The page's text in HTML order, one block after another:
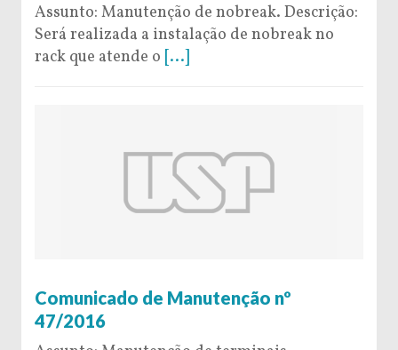
Assunto: Manutenção de nobreak. Descrição:
Será realizada a instalação de nobreak no
rack que atende o [...]
Comunicado de Manutenção nº
47/2016